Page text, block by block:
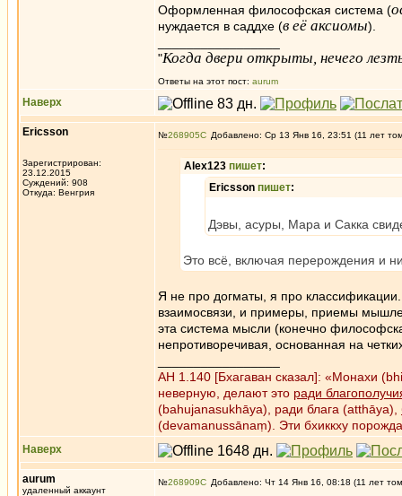
Оформленная философская система (
нуждается в саддхе (в её аксиомы).
"Когда двери открыты, нечего
Ответы на этот пост: aurum
Наверх
Ericsson
Зарегистрирован:
23.12.2015
Суждений: 908
Откуда: Венгрия
№268905 Добавлено: Ср 13 Янв 16, 23:51 (11 лет
Alex123 пишет:
Ericsson пишет:
Дэвы, асуры, Мара и Сакка
Это всё, включая перерождения и
Я не про догматы, я про
взаимосвязи, и примеры, приемы
эта система мысли (конечно
непротиворечивая, основанная на
АН 1.140 [Бхагаван сказал]: «Монахи
неверную, делают это ради
(bahujanasukhāya), ради блага (atthāya),
(devamanussānaṃ). Эти бхиккху
Наверх
aurum
удаленный аккаунт
№268909 Добавлено: Чт 14 Янв 16, 08:18 (11 лет